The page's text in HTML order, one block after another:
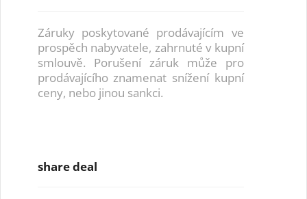
Záruky poskytované prodávajícím ve
prospěch nabyvatele, zahrnuté v kupní
smlouvě. Porušení záruk může pro
prodávajícího znamenat snížení kupní
ceny, nebo jinou sankci.
share deal